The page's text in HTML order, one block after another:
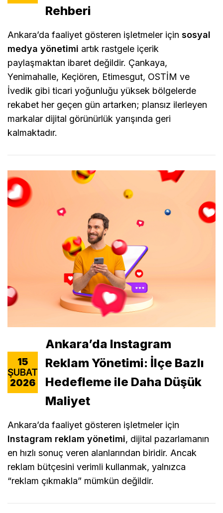
Rehberi
Ankara’da faaliyet gösteren işletmeler için sosyal
medya yönetimi artık rastgele içerik
paylaşmaktan ibaret değildir. Çankaya,
Yenimahalle, Keçiören, Etimesgut, OSTİM ve
İvedik gibi ticari yoğunluğu yüksek bölgelerde
rekabet her geçen gün artarken; plansız ilerleyen
markalar dijital görünürlük yarışında geri
kalmaktadır.
15
ŞUBAT
2026
Ankara’da Instagram
Reklam Yönetimi: İlçe Bazlı
Hedefleme ile Daha Düşük
Maliyet
Ankara’da faaliyet gösteren işletmeler için
Instagram reklam yönetimi, dijital pazarlamanın
en hızlı sonuç veren alanlarından biridir. Ancak
reklam bütçesini verimli kullanmak, yalnızca
“reklam çıkmakla” mümkün değildir.